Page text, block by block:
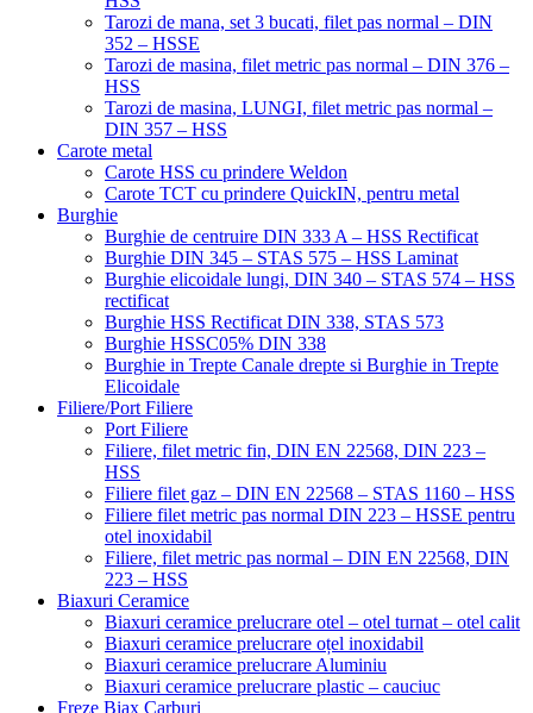
Tarozi de mana, set 3 bucati, filet pas normal – DIN
352 – HSSE
Tarozi de masina, filet metric pas normal – DIN 376 –
HSS
Tarozi de masina, LUNGI, filet metric pas normal –
DIN 357 – HSS
Carote metal
Carote HSS cu prindere Weldon
Carote TCT cu prindere QuickIN, pentru metal
Burghie
Burghie de centruire DIN 333 A – HSS Rectificat
Burghie DIN 345 – STAS 575 – HSS Laminat
Burghie elicoidale lungi, DIN 340 – STAS 574 – HSS
rectificat
Burghie HSS Rectificat DIN 338, STAS 573
Burghie HSSC05% DIN 338
Burghie in Trepte Canale drepte si Burghie in Trepte
Elicoidale
Filiere/Port Filiere
Port Filiere
Filiere, filet metric fin, DIN EN 22568, DIN 223 –
HSS
Filiere filet gaz – DIN EN 22568 – STAS 1160 – HSS
Filiere filet metric pas normal DIN 223 – HSSE pentru
otel inoxidabil
Filiere, filet metric pas normal – DIN EN 22568, DIN
223 – HSS
Biaxuri Ceramice
Biaxuri ceramice prelucrare otel – otel turnat – otel calit
Biaxuri ceramice prelucrare oțel inoxidabil
Biaxuri ceramice prelucrare Aluminiu
Biaxuri ceramice prelucrare plastic – cauciuc
Freze Biax Carburi